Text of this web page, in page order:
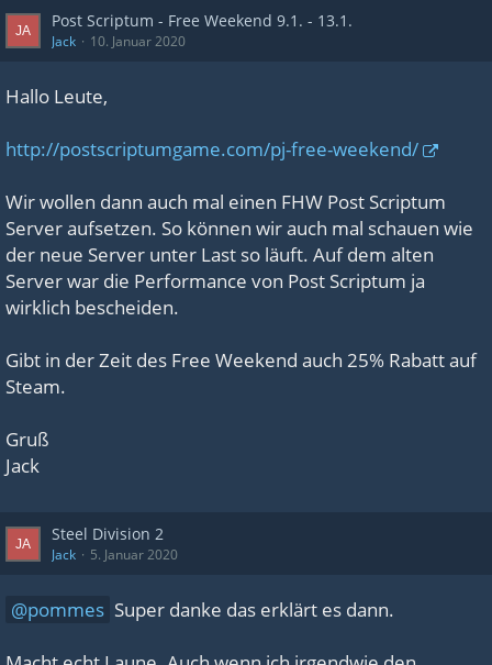
Post Scriptum - Free Weekend 9.1. - 13.1.
Jack 10. Januar 2020
Hallo Leute,
http://postscriptumgame.com/pj-free-weekend/
Wir wollen dann auch mal einen FHW Post Scriptum
Server aufsetzen. So können wir auch mal schauen wie
der neue Server unter Last so läuft. Auf dem alten
Server war die Performance von Post Scriptum ja
wirklich bescheiden.
Gibt in der Zeit des Free Weekend auch 25% Rabatt auf
Steam.
Gruß
Jack
Steel Division 2
Jack 5. Januar 2020
pommes Super danke das erklärt es dann.